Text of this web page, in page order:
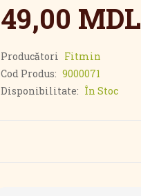
49,00 MDL
Producători Fitmin
Cod Produs: 9000071
Disponibilitate: În Stoc